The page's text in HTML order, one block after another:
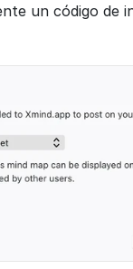
un código de